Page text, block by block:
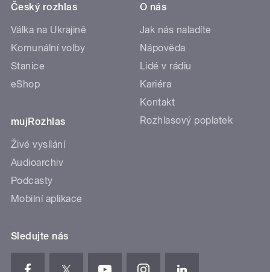
Český rozhlas
Válka na Ukrajině
Komunální volby
Stanice
eShop
mujRozhlas
Živé vysílání
Audioarchiv
Podcasty
Mobilní aplikace
O nás
Jak nás naladíte
Nápověda
Lidé v rádiu
Kariéra
Kontakt
Rozhlasový poplatek
Sledujte nás